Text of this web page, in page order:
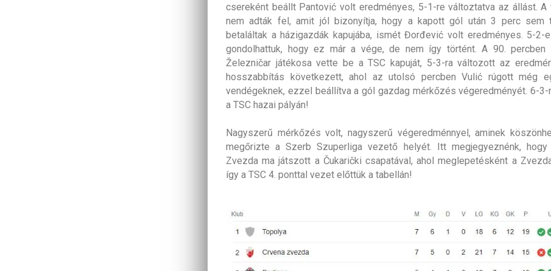
csereként beállt Pantović volt eredményes, 5-1-re változtatva az állást. A
nem adták fel, amit jól bizonyítja, hogy a kapott gól után 3 perc
betaláltak a házigazdák kapujába, ismét Đorđević volt eredményes. 5-2-
gondolhattuk, hogy ez már a vége, de nem így történt. A 90. percben
Železničar játékosa vette be a TSC kapuját, 5-3-ra változott az
hosszabbítás következett, ahol az utolsó percben Vulić rúgott még
vendégeknek, ezzel beállítva a gól gazdag mérkőzés végeredményét. 6-
a TSC hazai pályán!
Nagyszerű mérkőzés volt, nagyszerű végeredménnyel, aminek
megőrizte a Szerb Szuperliga vezető helyét. Itt megjegyeznénk, hogy
Zvezda ma játszott a Čukarički csapatával, ahol meglepetésként a
így a TSC 4. ponttal vezet előttük a tabellán!